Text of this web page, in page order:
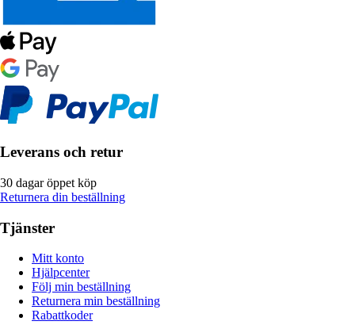
Leverans och retur
30 dagar öppet köp
Returnera din beställning
Tjänster
Mitt konto
Hjälpcenter
Följ min beställning
Returnera min beställning
Rabattkoder